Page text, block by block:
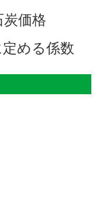
価格
める係数